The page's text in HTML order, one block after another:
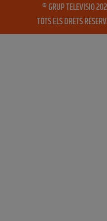
® GRUP TELEVISIO
TOTS ELS DRETS